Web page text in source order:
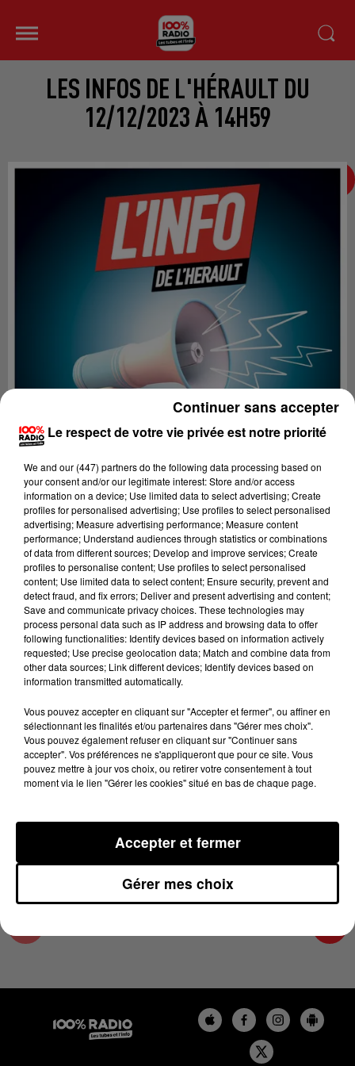
LES INFOS DE L'HÉRAULT DU
12/12/2023 À 14H59
Lecture (2 min 22 sec)
100%
100% Radio les infos de l'Hérault
12 décembre 2023 - 2 min 22 sec
LES INFOS DE L'HÉRAULT DU 12/12/2023 À
14H59
Podcasts infos de l'Hérault
Le respect de votre vie privée est notre priorité
We and our (447) partnersdo the following data processing based on
your consent and/or our legitimate interest: Store and/or access
information on a device; Use limited data to select advertising; Create
profiles for personalised advertising; Use profiles to select personalised
advertising; Measure advertising performance; Measure content
performance; Understand audiences through statistics or combinations
of data from different sources; Develop and improve services; Create
profiles to personalise content; Use profiles to select personalised
content; Use limited data to select content; Ensure security, prevent and
detect fraud, and fix errors; Deliver and present advertising and content;
Save and communicate privacy choices. These technologies may
process personal data such as IP address and browsing data to offer
following functionalities: Identify devices based on information actively
requested; Use precise geolocation data; Match and combine data from
other data sources; Link different devices; Identify devices based on
information transmitted automatically.
Vous pouvez accepter en cliquant sur "Accepter et fermer", ou affiner en
sélectionnant les finalités et/ou partenaires dans "Gérer mes choix".
Vous pouvez également refuser en cliquant sur "Continuer sans
accepter". Vos préférences ne s'appliqueront que pour ce site. Vous
pouvez mettre à jour vos choix, ou retirer votre consentement à tout
moment via le lien "Gérer les cookies" situé en bas de chaque page.
Gérer mes choix
Accepter et fermer
Continuer sans accepter